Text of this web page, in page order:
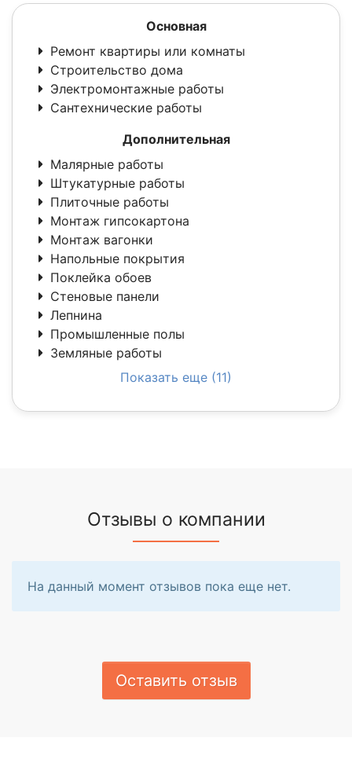
Основная
Ремонт квартиры или комнаты
Строительство дома
Электромонтажные работы
Сантехнические работы
Дополнительная
Малярные работы
Штукатурные работы
Плиточные работы
Монтаж гипсокартона
Монтаж вагонки
Напольные покрытия
Поклейка обоев
Стеновые панели
Лепнина
Промышленные полы
Земляные работы
Показать еще (11)
Отзывы о компании
На данный момент отзывов пока еще нет.
Оставить отзыв